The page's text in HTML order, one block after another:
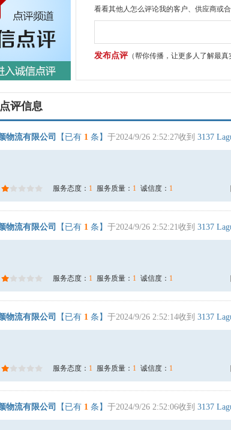
看看其他人怎么评论我的客户、供应商或
发布点评（帮你传播，让更多人了解最
评信息
物流有限公司 【已有 1 条】 于2024/9/26 2:52:27收到 3137
服务态度： 1 服务质量： 1 诚信度： 1
物流有限公司 【已有 1 条】 于2024/9/26 2:52:21收到 3137
服务态度： 1 服务质量： 1 诚信度： 1
物流有限公司 【已有 1 条】 于2024/9/26 2:52:14收到 3137
服务态度： 1 服务质量： 1 诚信度： 1
物流有限公司 【已有 1 条】 于2024/9/26 2:52:06收到 3137